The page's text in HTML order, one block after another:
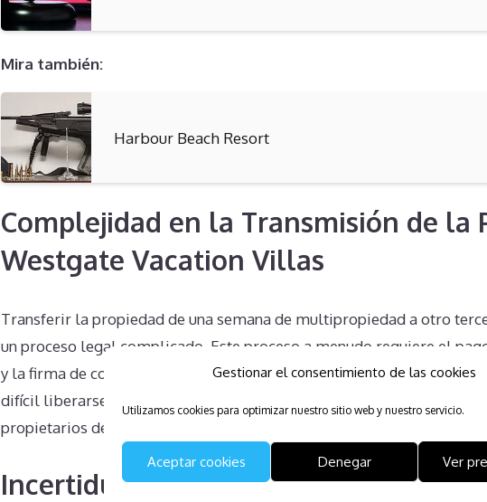
Gestionar el consentimiento de las cookies
Utilizamos cookies para optimizar nuestro sitio web y nuestro servicio.
Aceptar cookies Denegar Ver
Mira también:
Harbour Beach Resort
Complejidad en la Transmisión de la
Westgate Vacation Villas
Transferir la propiedad de una semana de multipropiedad a otro
un proceso legal complicado. Este proceso a menudo requiere el
y la firma de contratos específicos. Sin la ayuda adecuada, los
difícil liberarse de su multipropiedad. Esta complejidad es otra
propietarios desvincularse fácilmente.
Incertidumbre sobre los Derechos